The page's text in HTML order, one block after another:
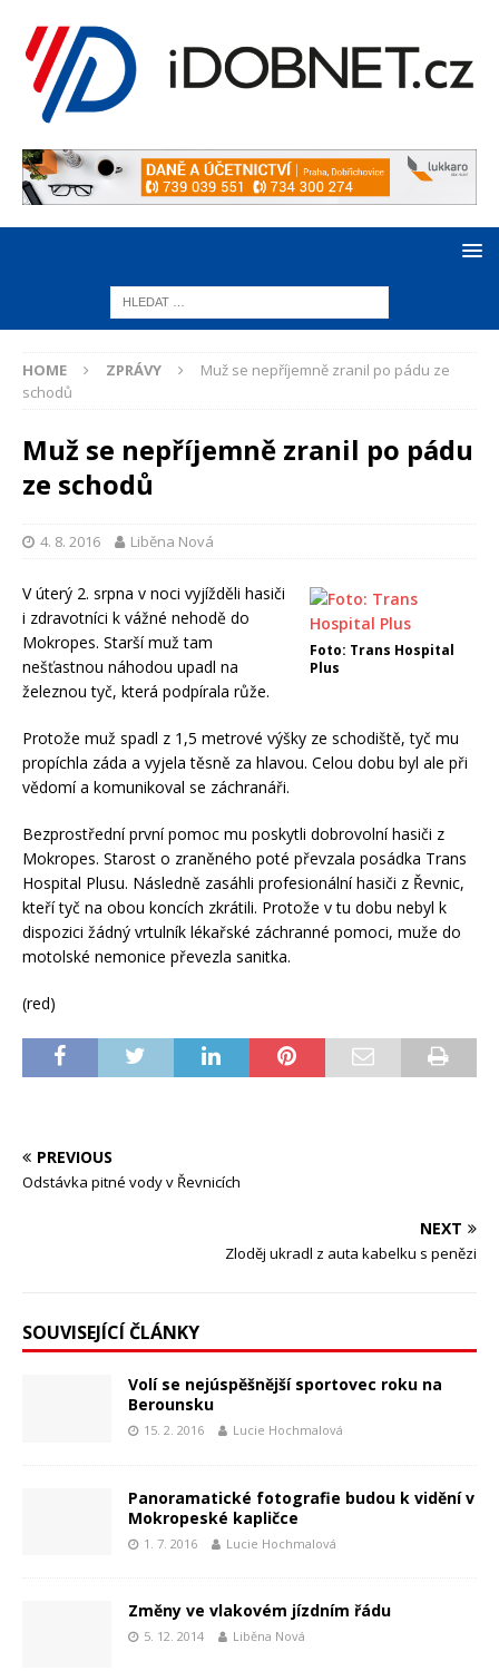
HOME ZPRÁVY
Muž se nepříjemně zranil po pádu ze
schodů
Muž se nepříjemně zranil po pádu
ze schodů
4. 8. 2016 Liběna Nová
Foto: Trans Hospital
Plus
V úterý 2. srpna v noci vyjížděli hasiči
i zdravotníci k vážné nehodě do
Mokropes. Starší muž tam
nešťastnou náhodou upadl na
železnou tyč, která podpírala růže.
Protože muž spadl z 1,5 metrové výšky ze schodiště, tyč mu
propíchla záda a vyjela těsně za hlavou. Celou dobu byl ale při
vědomí a komunikoval se záchranáři.
Bezprostřední první pomoc mu poskytli dobrovolní hasiči z
Mokropes. Starost o zraněného poté převzala posádka Trans
Hospital Plusu. Následně zasáhli profesionální hasiči z Řevnic,
kteří tyč na obou koncích zkrátili. Protože v tu dobu nebyl k
dispozici žádný vrtulník lékařské záchranné pomoci, muže do
motolské nemonice převezla sanitka.
(red)
PREVIOUS
Odstávka pitné vody v Řevnicích
NEXT
Zloděj ukradl z auta kabelku s penězi
SOUVISEJÍCÍ ČLÁNKY
Volí se nejúspěšnější sportovec roku na
Berounsku
15. 2. 2016 Lucie Hochmalová
Panoramatické fotografie budou k vidění v
Mokropeské kapličce
1. 7. 2016 Lucie Hochmalová
Změny ve vlakovém jízdním řádu
5. 12. 2014 Liběna Nová